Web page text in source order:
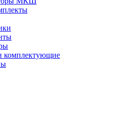
комплектующие